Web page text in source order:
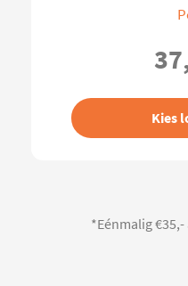
Kies
*Eénmalig